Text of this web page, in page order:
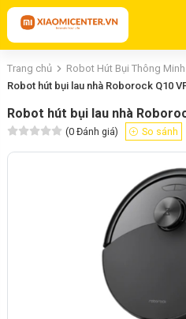
Trang chủ
Robot Hút Bụi Thông Minh
Robot hút bụi lau nhà Roborock Q10
Robot hút bụi lau nhà
(0 Đánh giá) So sánh